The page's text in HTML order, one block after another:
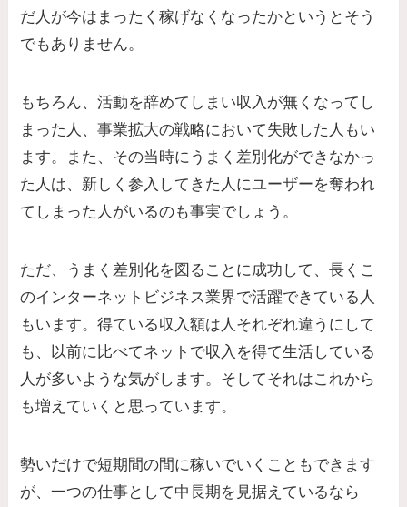
だ人が今はまったく稼げなくなったかというとそう
でもありません。
もちろん、活動を辞めてしまい収入が無くなってし
まった人、事業拡大の戦略において失敗した人もい
ます。また、その当時にうまく差別化ができなかっ
た人は、新しく参入してきた人にユーザーを奪われ
てしまった人がいるのも事実でしょう。
ただ、うまく差別化を図ることに成功して、長くこ
のインターネットビジネス業界で活躍できている人
もいます。得ている収入額は人それぞれ違うにして
も、以前に比べてネットで収入を得て生活している
人が多いような気がします。そしてそれはこれから
も増えていくと思っています。
勢いだけで短期間の間に稼いでいくこともできます
が、一つの仕事として中長期を見据えているなら